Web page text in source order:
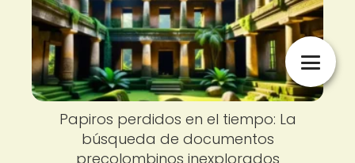
Papiros perdidos en el tiempo: La
búsqueda de documentos
precolombinos inexplorados